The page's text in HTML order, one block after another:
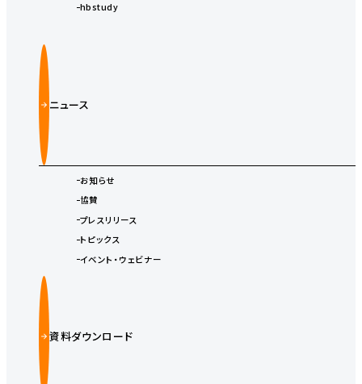
hbstudy
ニュース
お知らせ
協賛
プレスリリース
トピックス
イベント・ウェビナー
資料ダウンロード